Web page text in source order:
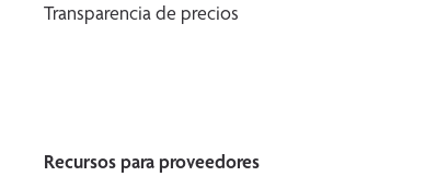
Transparencia de precios
Recursos para proveedores